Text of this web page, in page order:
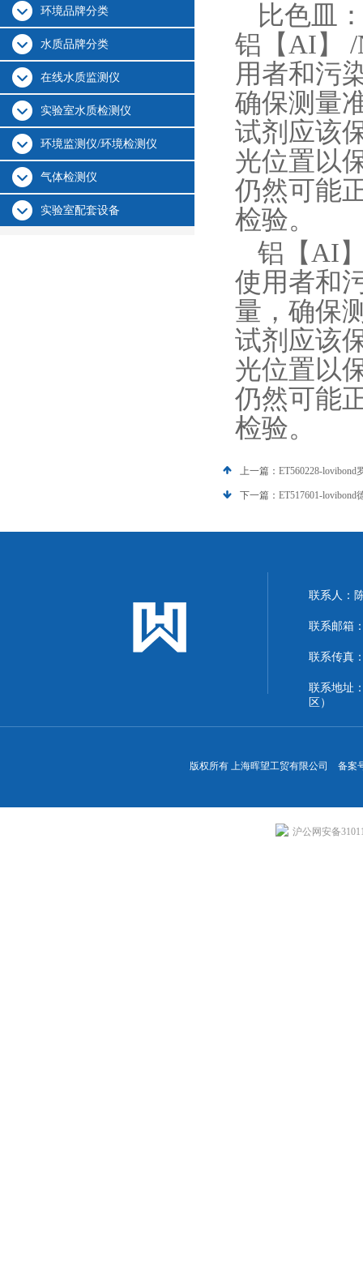
环境品牌分类
水质品牌分类
在线水质监测仪
实验室水质检测仪
环境监测仪/环境检测仪
气体检测仪
实验室配套设备
比色皿
铝【AI】 /
用者和污
确保测量
试剂应该
光位置以
仍然可能
检验。
铝【AI
使用者和
量，确保
试剂应该
光位置以
仍然可能
检验。
上一篇： ET560228-lovibond
下一篇： ET517601-lovibond
联系人：
联系邮箱
联系传真
联系地址
区）
版权所有 上海晖望工贸有限公司 备案
沪公网安备